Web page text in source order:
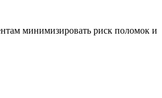
минимизировать риск поломок и